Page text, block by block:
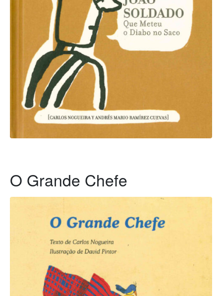
O Grande Chefe